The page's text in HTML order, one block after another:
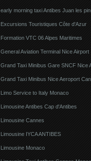
early morning taxi Antibes Juan les
Excursions Touristiques Côte d'Azur
Formation VTC 06 Alpes Maritimes
General Aviation Terminal Nice Airport
Grand Taxi Minibus Gare SNCF Nice
Grand Taxi Minibus Nice Aeroport
Limo Service to Italy Monaco
Limousine Antibes Cap d'Antibes
Limousine Cannes
Limousine IYCA ANTIBES
Limousine Monaco